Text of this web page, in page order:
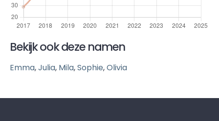
Bekijk ook deze namen
Emma,Julia, Mila,Sophie,Olivia